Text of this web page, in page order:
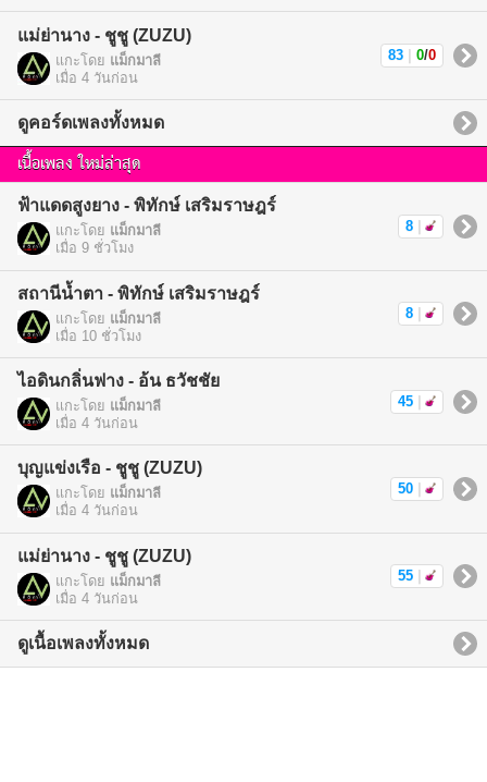
แม่ย่านาง - ชูชู (ZUZU)
แกะโดย แม็กมาลี
เมื่อ 4 วันก่อน
83 0/0
ดูคอร์ดเพลงทั้งหมด
เนื้อเพลง ใหม่ล่าสุด
ฟ้าแดดสูงยาง - พิทักษ์ เสริมราษฎร์
แกะโดย แม็กมาลี
เมื่อ 9 ชั่วโมง
8
สถานีน้ำตา - พิทักษ์ เสริมราษฎร์
แกะโดย แม็กมาลี
เมื่อ 10 ชั่วโมง
8
ไอดินกลิ่นฟาง - อ้น ธวัชชัย
แกะโดย แม็กมาลี
เมื่อ 4 วันก่อน
45
บุญแข่งเรือ - ชูชู (ZUZU)
แกะโดย แม็กมาลี
เมื่อ 4 วันก่อน
50
แม่ย่านาง - ชูชู (ZUZU)
แกะโดย แม็กมาลี
เมื่อ 4 วันก่อน
55
ดูเนื้อเพลงทั้งหมด